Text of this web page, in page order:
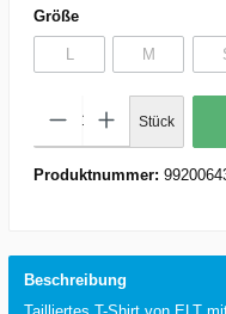
Größe
M
Stück
Produktnummer:
Beschreibung